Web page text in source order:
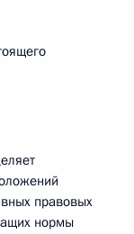
правовых
нормы